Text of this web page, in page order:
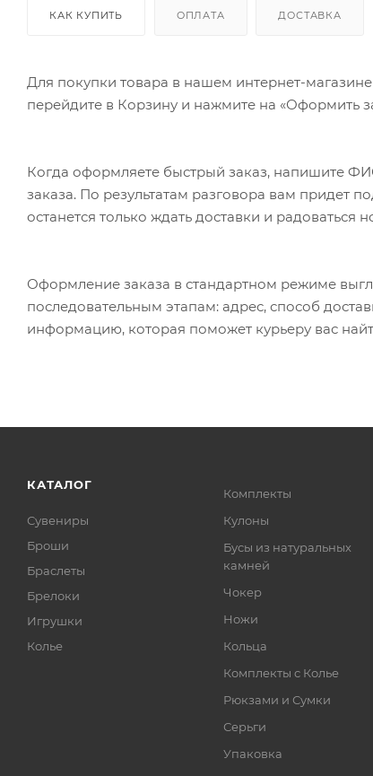
КАК КУПИТЬ ОПЛАТА ДОСТАВКА
Для покупки товара в нашем интернет-
перейдите в Корзину и нажмите на «Оформить
Когда оформляете быстрый заказ, напишите
заказа. По результатам разговора вам придет
останется только ждать доставки и радоваться
Оформление заказа в стандартном режиме
последовательным этапам: адрес, способ
информацию, которая поможет курьеру вас
КАТАЛОГ
Сувениры
Броши
Браслеты
Брелоки
Игрушки
Колье
Комплекты
Кулоны
Бусы из натуральных
камней
Чокер
Ножи
Кольца
Комплекты с Колье
Рюкзами и Сумки
Серьги
Упаковка